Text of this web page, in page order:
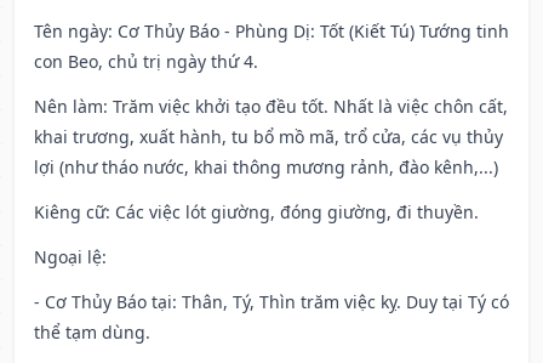
Tên ngày: Cơ Thủy Báo - Phùng Dị: Tốt (Kiết Tú) Tướng tinh
con Beo, chủ trị ngày thứ 4.
Nên làm: Trăm việc khởi tạo đều tốt. Nhất là việc chôn cất,
khai trương, xuất hành, tu bổ mồ mã, trổ cửa, các vụ thủy
lợi (như tháo nước, khai thông mương rảnh, đào kênh,...)
Kiêng cữ: Các việc lót giường, đóng giường, đi thuyền.
Ngoại lệ:
- Cơ Thủy Báo tại: Thân, Tý, Thìn trăm việc kỵ. Duy tại Tý có
thể tạm dùng.